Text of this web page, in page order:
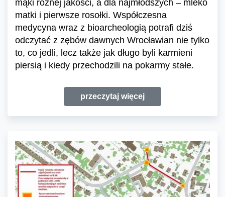
mąki różnej jakości, a dla najmłodszych – mleko
matki i pierwsze rosołki. Współczesna
medycyna wraz z bioarcheologią potrafi dziś
odczytać z zębów dawnych Wrocławian nie tylko
to, co jedli, lecz także jak długo byli karmieni
piersią i kiedy przechodzili na pokarmy stałe.
przeczytaj więcej